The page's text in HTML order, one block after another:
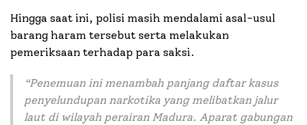
Hingga saat ini, polisi masih mendalami asal-usul
barang haram tersebut serta melakukan
pemeriksaan terhadap para saksi.
“Penemuan ini menambah panjang daftar kasus
penyelundupan narkotika yang melibatkan jalur
laut di wilayah perairan Madura. Aparat gabungan